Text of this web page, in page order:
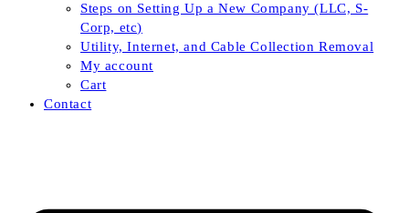
Steps on Setting Up a New Company (LLC, S-
Corp, etc)
Utility, Internet, and Cable Collection Removal
My account
Cart
Contact